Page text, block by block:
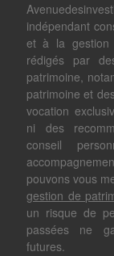
indépendant
et à la gestion
rédigés par
patrimoine,
patrimoine et
vocation
ni des
conseil
pouvons vous
gestion de
un risque de
passées ne
futures.